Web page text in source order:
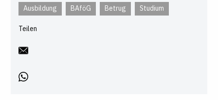
Ausbildung
BAföG Betrug Studium
Teilen